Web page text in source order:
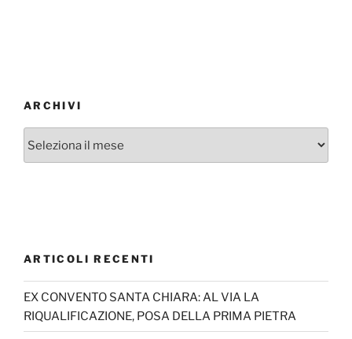
ARCHIVI
ARTICOLI RECENTI
EX CONVENTO SANTA CHIARA: AL VIA LA
RIQUALIFICAZIONE, POSA DELLA PRIMA PIETRA